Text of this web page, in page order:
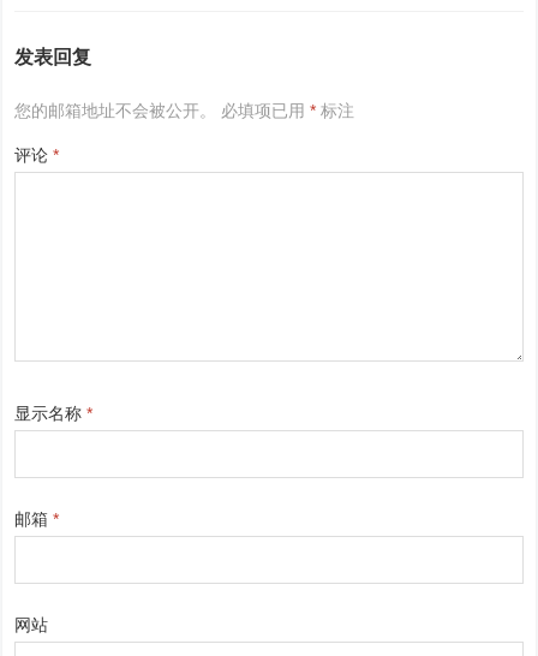
发表回复
您的邮箱地址不会被公开。 必填项已用* 标注
评论*
显示名称*
邮箱*
网站